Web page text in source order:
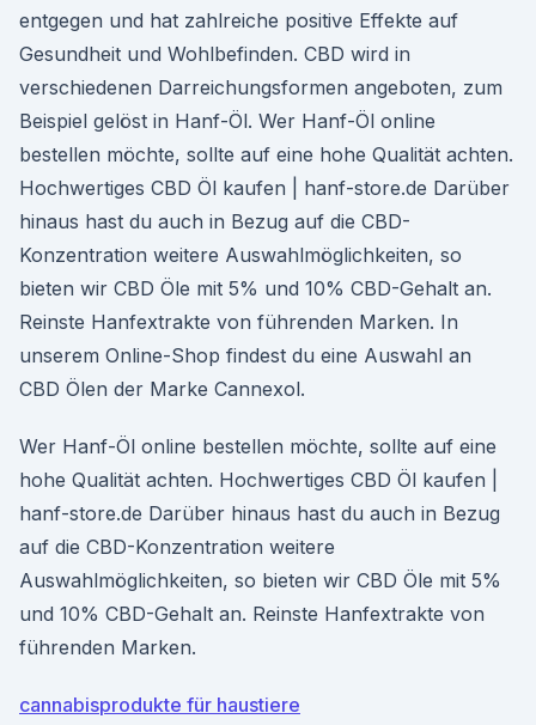
entgegen und hat zahlreiche positive Effekte auf
Gesundheit und Wohlbefinden. CBD wird in
verschiedenen Darreichungsformen angeboten, zum
Beispiel gelöst in Hanf-Öl. Wer Hanf-Öl online
bestellen möchte, sollte auf eine hohe Qualität achten.
Hochwertiges CBD Öl kaufen | hanf-store.de Darüber
hinaus hast du auch in Bezug auf die CBD-
Konzentration weitere Auswahlmöglichkeiten, so
bieten wir CBD Öle mit 5% und 10% CBD-Gehalt an.
Reinste Hanfextrakte von führenden Marken. In
unserem Online-Shop findest du eine Auswahl an
CBD Ölen der Marke Cannexol.
Wer Hanf-Öl online bestellen möchte, sollte auf eine
hohe Qualität achten. Hochwertiges CBD Öl kaufen |
hanf-store.de Darüber hinaus hast du auch in Bezug
auf die CBD-Konzentration weitere
Auswahlmöglichkeiten, so bieten wir CBD Öle mit 5%
und 10% CBD-Gehalt an. Reinste Hanfextrakte von
führenden Marken.
cannabisprodukte für haustiere